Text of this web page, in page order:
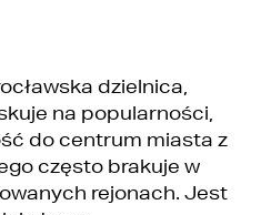
dzielnica,
na popularności,
do centrum miasta z
często brakuje w
rejonach. Jest